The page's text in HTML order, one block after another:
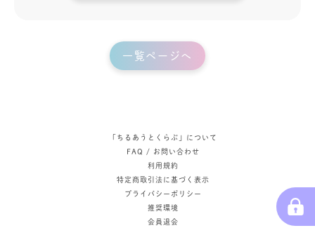
一覧ページへ
「ちるあうとくらぶ」について
FAQ / お問い合わせ
利用規約
特定商取引法に基づく表示
プライバシーポリシー
推奨環境
会員退会